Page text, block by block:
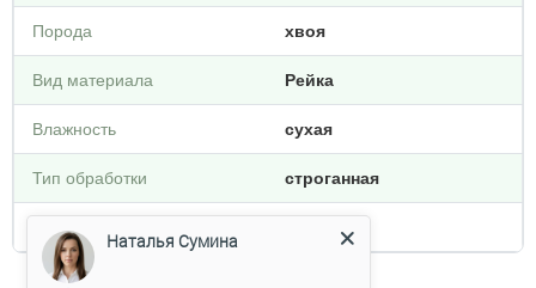
Порода хвоя
Вид материала Рейка
Влажность сухая
Тип обработки строганная
Плотность кг/м3
Наталья Сумина